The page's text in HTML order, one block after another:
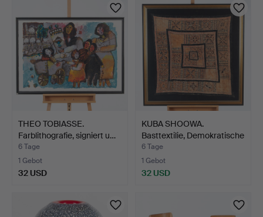
THEO TOBIASSE.
Farblithografie, signiert u…
6 Tage
1 Gebot
32 USD
KUBA SHOOWA.
Basttextilie, Demokratische
R…
6 Tage
1 Gebot
32 USD